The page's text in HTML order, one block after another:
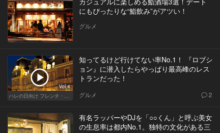
にもぴったりな“鮨飲み”がアツい！
グルメ
Vol.4
ハレの日向け フレンチ・高級店
知ってるけど行けてない率No.1！ 『ロブシ
ョン』に潜入したらやっぱり最高峰のレス
トランだった！
グルメ 2
有名ラッパーやDJを「○○くん」と呼ぶ美女
の生息率は都内No.1。独特の文化がある三